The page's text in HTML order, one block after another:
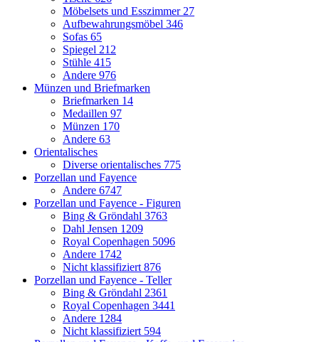
Möbelsets und Esszimmer 27
Aufbewahrungsmöbel 346
Sofas 65
Spiegel 212
Stühle 415
Andere 976
Münzen und Briefmarken
Briefmarken 14
Medaillen 97
Münzen 170
Andere 63
Orientalisches
Diverse orientalisches 775
Porzellan und Fayence
Andere 6747
Porzellan und Fayence - Figuren
Bing & Gröndahl 3763
Dahl Jensen 1209
Royal Copenhagen 5096
Andere 1742
Nicht klassifiziert 876
Porzellan und Fayence - Teller
Bing & Gröndahl 2361
Royal Copenhagen 3441
Andere 1284
Nicht klassifiziert 594